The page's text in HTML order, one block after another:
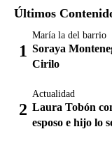
Últimos
María la del barrio
Soraya
Cirilo
Actualidad
Laura Tobón
esposo e hijo lo